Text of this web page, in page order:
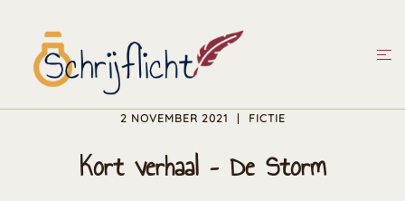
inhoud
2 NOVEMBER 2021 FICTIE
Kort verhaal – De Storm